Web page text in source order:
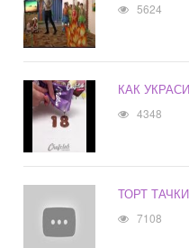
5624
КАК
4348
ТОРТ ТАЧКИ
7108